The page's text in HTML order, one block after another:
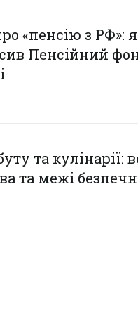
«пенсію з РФ»:
Пенсійний
та кулінарії:
та межі